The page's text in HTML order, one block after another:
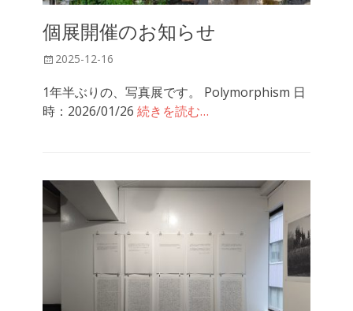
個展開催のお知らせ
投
日
2025-12-16
1年半ぶりの、写真展です。 Polymorphism 日
時：2026/01/26 続きを読む…